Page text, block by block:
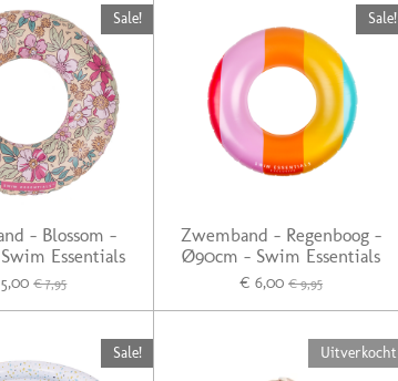
Sale!
- Blossom -
Essentials
€ 7,95
Sale!
Zwemband - Regenboog -
Ø90cm - Swim Essentials
€ 6,00 € 9,95
Sale! Uitverkocht